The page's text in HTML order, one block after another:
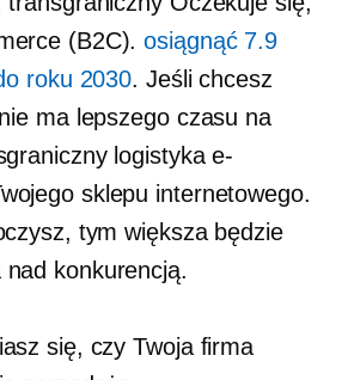
(B2C).osiągnąć 7.9
roku 2030. Jeśli chcesz
ma lepszego czasu na
logistyka e-
sklepu internetowego.
tym większa będzie
konkurencją.
się, czy Twoja firma